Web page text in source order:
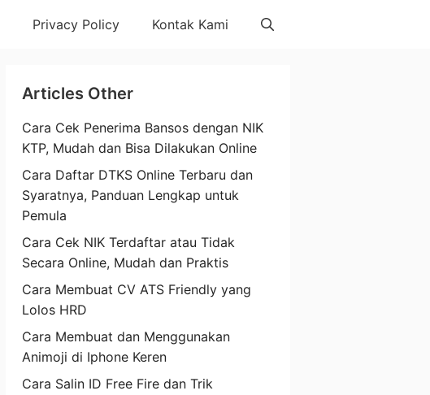
Privacy Policy Kontak Kami
Articles Other
Cara Cek Penerima Bansos dengan NIK
KTP, Mudah dan Bisa Dilakukan Online
Cara Daftar DTKS Online Terbaru dan
Syaratnya, Panduan Lengkap untuk
Pemula
Cara Cek NIK Terdaftar atau Tidak
Secara Online, Mudah dan Praktis
Cara Membuat CV ATS Friendly yang
Lolos HRD
Cara Membuat dan Menggunakan
Animoji di Iphone Keren
Cara Salin ID Free Fire dan Trik